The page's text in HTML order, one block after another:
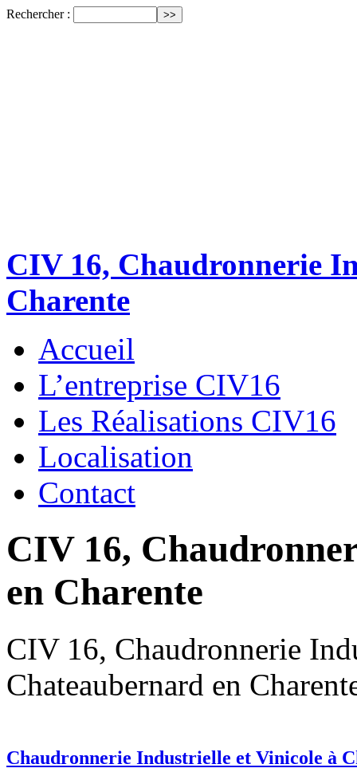
Rechercher :
CIV 16, Chaudronnerie
Charente
Accueil
L’entreprise CIV16
Les Réalisations CIV16
Localisation
Contact
CIV 16,
en Charente
CIV 16, Chaudronnerie
Chateaubernard en
Chaudronnerie Industrielle et Vinicole à